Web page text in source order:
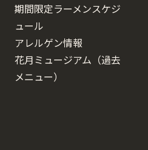
期間限定ラーメンスケジ
ュール
アレルゲン情報
花月ミュージアム（過去
メニュー）